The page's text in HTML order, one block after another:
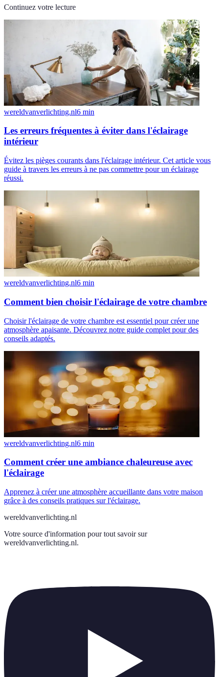
Continuez votre lecture
wereldvanverlichting.nl6 min
Les erreurs fréquentes à éviter dans l'éclairage
intérieur
Évitez les pièges courants dans l'éclairage intérieur. Cet article vous
guide à travers les erreurs à ne pas commettre pour un éclairage
réussi.
wereldvanverlichting.nl6 min
Comment bien choisir l'éclairage de votre chambre
Choisir l'éclairage de votre chambre est essentiel pour créer une
atmosphère apaisante. Découvrez notre guide complet pour des
conseils adaptés.
wereldvanverlichting.nl6 min
Comment créer une ambiance chaleureuse avec
l'éclairage
Apprenez à créer une atmosphère accueillante dans votre maison
grâce à des conseils pratiques sur l'éclairage.
wereldvanverlichting.nl
Votre source d'information pour tout savoir sur
wereldvanverlichting.nl.